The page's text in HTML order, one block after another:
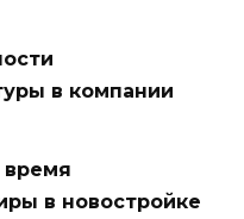
в компании
в новостройке